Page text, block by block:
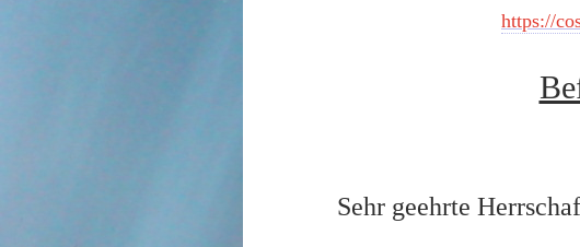
https://
Sehr geehrte